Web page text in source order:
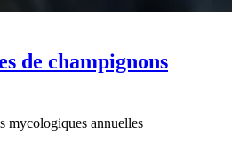
de champignons
mycologiques annuelles